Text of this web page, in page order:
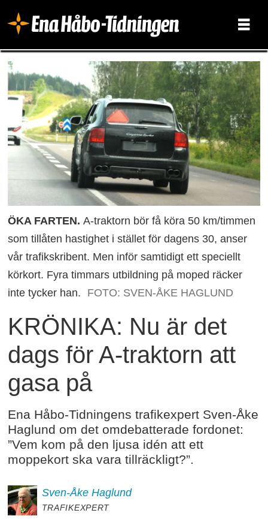
ÖKA FARTEN.A-traktorn bör få köra 50 km/timmen
som tillåten hastighet i stället för dagens 30, anser
vår trafikskribent. Men inför samtidigt ett speciellt
körkort. Fyra timmars utbildning på moped räcker
inte tycker han.
FOTO: SVEN-ÅKE HAGLUND
KRÖNIKA: Nu är det
dags för A-traktorn att
gasa på
Ena Håbo-Tidningens trafikexpert Sven-Åke
Haglund om det omdebatterade fordonet:
”Vem kom på den ljusa idén att ett
moppekort ska vara tillräckligt?”.
Sven-Åke Haglund
TRAFIKEXPERT